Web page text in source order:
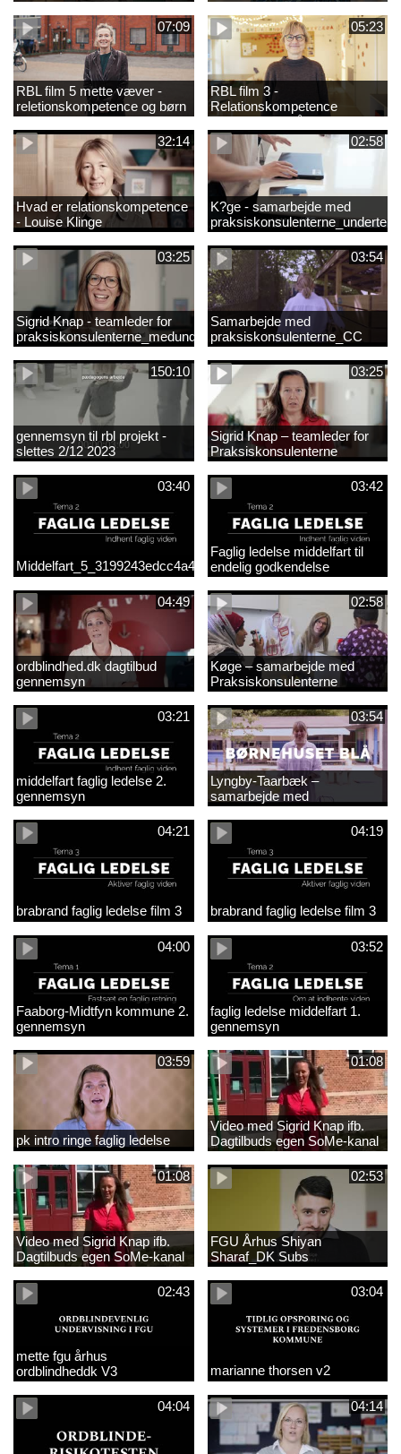
07:09
RBL film 5 mette væver -
reletionskompetence og børn
i udsatte positioner
05:23
RBL film 3 -
Relationskompetence
Pædagogens råd
32:14
Hvad er relationskompetence
- Louise Klinge
02:58
K?ge - samarbejde med
03:25
Sigrid Knap - teamleder for
praksiskonsulenterne_medundertekst
03:54
Samarbejde med
praksiskonsulenterne_CC
150:10
gennemsyn til rbl projekt -
slettes 2/12 2023
03:25
Sigrid Knap – teamleder for
Praksiskonsulenterne
03:40
Middelfart_5_3199243edcc4a41acb865705c927d015.mp4
03:42
Faglig ledelse middelfart til
endelig godkendelse
04:49
ordblindhed.dk dagtilbud
gennemsyn
02:58
Køge – samarbejde med
Praksiskonsulenterne
03:21
middelfart faglig ledelse 2.
gennemsyn
03:54
Lyngby-Taarbæk –
samarbejde med
Praksiskonsulenterne
04:21
brabrand faglig ledelse film 3
04:19
brabrand faglig ledelse film 3
04:00
Faaborg-Midtfyn kommune 2.
gennemsyn
03:52
faglig ledelse middelfart 1.
gennemsyn
03:59
pk intro ringe faglig ledelse
01:08
Video med Sigrid Knap ifb.
Dagtilbuds egen SoMe-kanal
med tekster
01:08
Video med Sigrid Knap ifb.
Dagtilbuds egen SoMe-kanal
02:53
FGU Århus Shiyan
Sharaf_DK Subs
02:43
mette fgu århus
ordblindheddk V3
03:04
marianne thorsen v2
04:04 04:14